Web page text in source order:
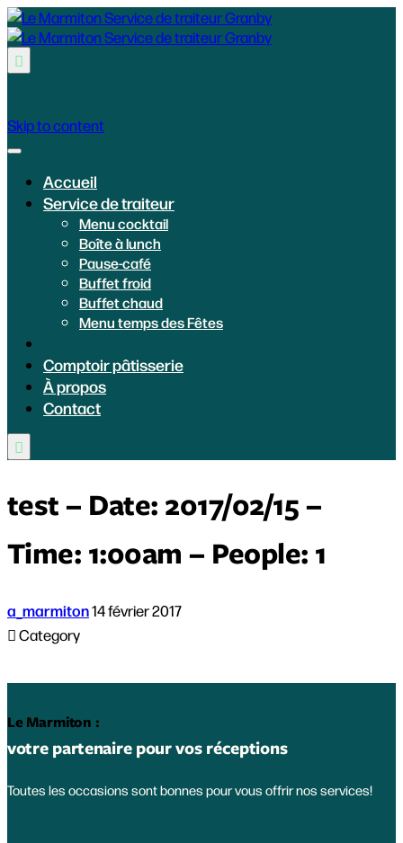

Skip to content
Accueil
Service de traiteur
Menu cocktail
Boîte à lunch
Pause-café
Buffet froid
Buffet chaud
Menu temps des Fêtes
Comptoir pâtisserie
À propos
Contact

test – Date: 2017/02/15 –
Time: 1:00am – People: 1
a_marmiton14 février 2017
Category
Le Marmiton :
votre partenaire pour vos réceptions
Toutes les occasions sont bonnes pour vous offrir nos services!